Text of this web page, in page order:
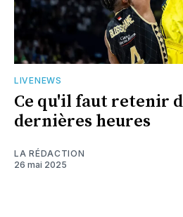
LIVENEWS
Ce qu'il faut retenir
dernières heures
LA RÉDACTION
26 mai 2025